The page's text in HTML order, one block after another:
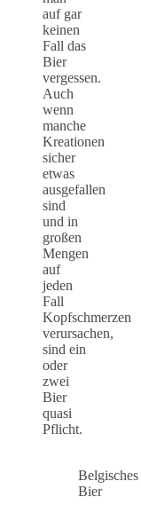
auf gar
keinen
Fall das
Bier
vergessen.
Auch
wenn
manche
Kreationen
sicher
etwas
ausgefallen
sind
und in
großen
Mengen
auf
jeden
Fall
Kopfschmerzen
verursachen,
sind ein
oder
zwei
Bier
quasi
Pflicht.
Belgisches
Bier